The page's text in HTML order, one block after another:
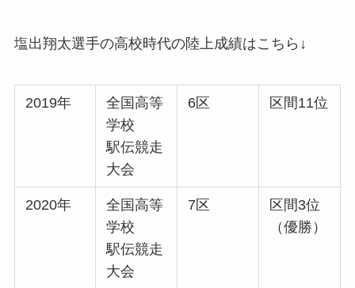
塩出翔太選手の高校時代の陸上成績はこちら↓
2019年
全国高等
学校
駅伝競走
大会
6区 区間11位
2020年
全国高等
学校
駅伝競走
大会
7区
区間3位
（優勝）